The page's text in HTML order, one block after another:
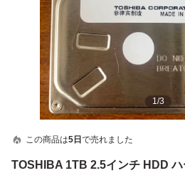
1/3
この商品は5日 で売れました
TOSHIBA 1TB 2.5インチ HDD ハ